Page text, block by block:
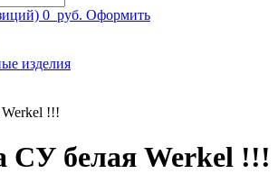
0 руб. Оформить
изделия
!!!
СУ белая Werkel !!!